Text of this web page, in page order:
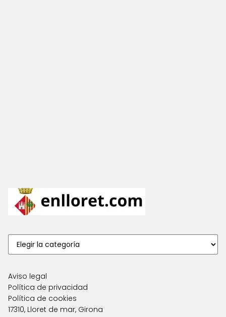
Aviso legal
Política de privacidad
Política de cookies
17310, Lloret de mar, Girona